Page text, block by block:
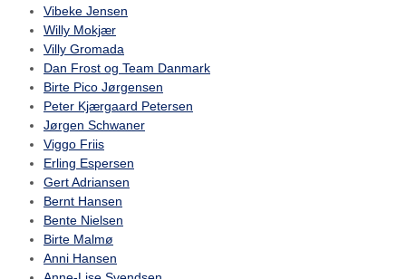
Vibeke Jensen
Willy Mokjær
Villy Gromada
Dan Frost og Team Danmark
Birte Pico Jørgensen
Peter Kjærgaard Petersen
Jørgen Schwaner
Viggo Friis
Erling Espersen
Gert Adriansen
Bernt Hansen
Bente Nielsen
Birte Malmø
Anni Hansen